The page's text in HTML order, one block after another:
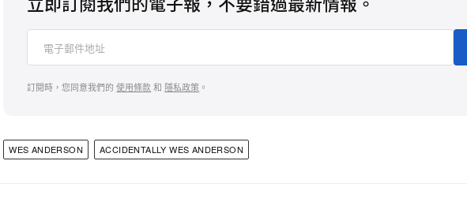
訂閱時，您同意我們的使用條款和 隱私政策 。
WES ANDERSON ACCIDENTALLY WES ANDERSON